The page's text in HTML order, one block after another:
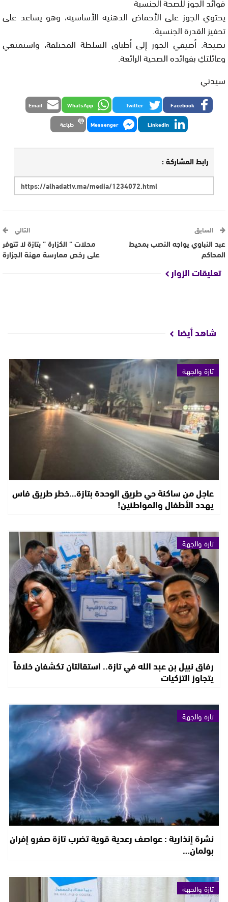
يحتوي الجوز على الأحماض الدهنية الأساسية، وهو يساعد على
تحفيز القدرة الجنسية.
نصيحة: أضيفي الجوز إلى أطباق السلطة المختلفة، واستمتعي
وعائلتكِ بفوائده الصحية الرائعة.
سيدتي
Facebook
Twitter
WhatsApp
Email
LinkedIn
Messenger طباعة
رابط المشاركة :
السابق
عبد النباوي يواجه النصب بمحيط
المحاكم
التالي
محلات ” الكزارة ” بتازة لا تتوفر
على رخص ممارسة مهنة الجزارة
تعليقات الزوار
شاهد أيضا
تازة والجهة
عاجل من ساكنة حي طريق الوحدة بتازة…خطر طريق فاس
يهدد الأطفال والمواطنين!
تازة والجهة
رفاق نبيل بن عبد الله في تازة.. استقالتان تكشفان خلافاً
يتجاوز التزكيات
تازة والجهة
نشرة إنذارية : عواصف رعدية قوية تضرب تازة صفرو إفران
بولمان…
تازة والجهة